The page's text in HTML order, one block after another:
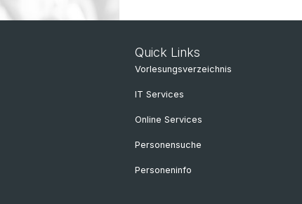
Quick Links
Vorlesungsverzeichnis
IT Services
Online Services
Personensuche
Personeninfo